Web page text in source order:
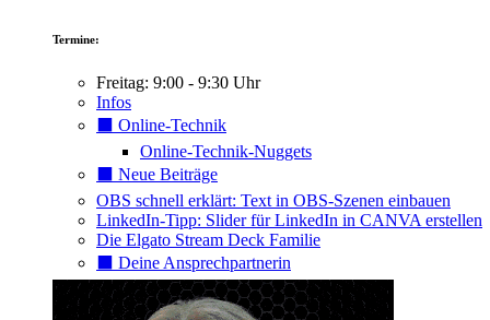
Termine:
Freitag: 9:00 - 9:30 Uhr
Infos
⬛️ Online-Technik
Online-Technik-Nuggets
⬛️ Neue Beiträge
OBS schnell erklärt: Text in OBS-Szenen einbauen
LinkedIn-Tipp: Slider für LinkedIn in CANVA erstellen
Die Elgato Stream Deck Familie
⬛️ Deine Ansprechpartnerin